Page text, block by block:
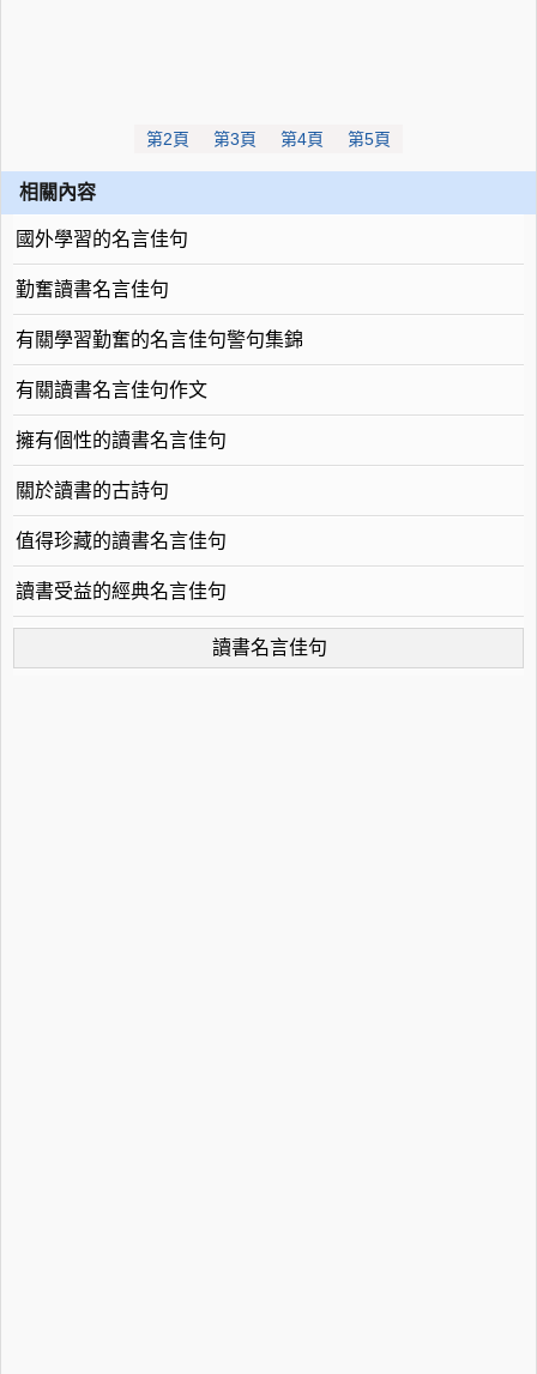
第2頁 第3頁 第4頁 第5頁
相關內容
國外學習的名言佳句
勤奮讀書名言佳句
有關學習勤奮的名言佳句警句集錦
有關讀書名言佳句作文
擁有個性的讀書名言佳句
關於讀書的古詩句
值得珍藏的讀書名言佳句
讀書受益的經典名言佳句
讀書名言佳句